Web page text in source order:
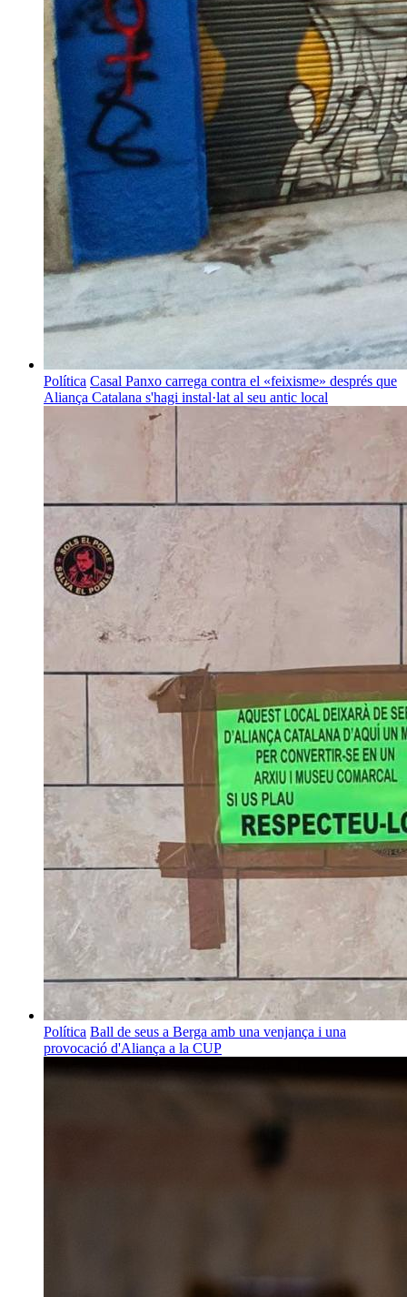
Política Casal Panxo carrega contra el «feixisme» després que
Aliança Catalana s'hagi instal·lat al seu antic local
Política Ball de seus a Berga amb una venjança i una
provocació d'Aliança a la CUP